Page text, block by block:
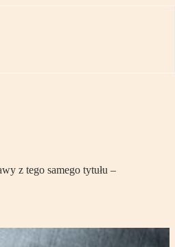
z tego samego tytułu –